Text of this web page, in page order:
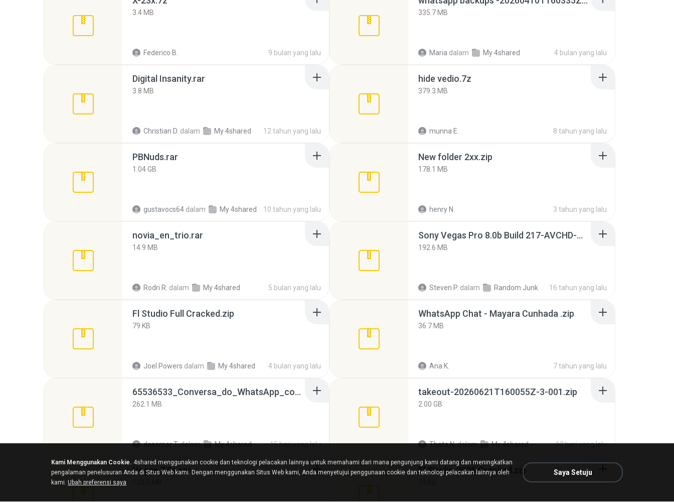
3.4 MB
Federico B. 9 bulan yang lalu
335.7 MB
Maria dalam My 4shared 4 bulan yang lalu
Digital Insanity.rar
3.8 MB
Christian D. dalam My 4shared 12 tahun yang lalu
hide vedio.7z
379.3 MB
munna E. 8 tahun yang lalu
PBNuds.rar
1.04 GB
gustavocs64 dalam My 4shared 10 tahun yang lalu
New folder 2xx.zip
178.1 MB
henry N. 3 tahun yang lalu
novia_en_trio.rar
14.9 MB
Rodri R. dalam My 4shared 5 bulan yang lalu
Sony Vegas Pro 8.0b Build 217-AVCHD-MPG-AC3 FIXED.7z
192.6 MB
Steven P. dalam Random Junk 16 tahun yang lalu
Fl Studio Full Cracked.zip
79 KB
Joel Powers dalam My 4shared 4 bulan yang lalu
WhatsApp Chat - Mayara Cunhada .zip
36.7 MB
Ana K. 7 tahun yang lalu
65536533_Conversa_do_WhatsApp_com_Meu_Esposo.zip
262.1 MB
desomar T.dalam My 4shared 15 hari yang lalu
takeout-20260621T160055Z-3-001.zip
2.00 GB
Thata N.dalam My 4shared 12 hari yang lalu
Vegas 7.0a.rar Fl Studio 2025 Cracked.zip
Kami Menggunakan Cookie. 4shared menggunakan cookie dan teknologi pelacakan lainnya untuk memahami dari mana pengunjung kami datang dan meningkatkan
pengalaman penelusuran Anda di Situs Web kami. Dengan menggunakan Situs Web kami, Anda menyetujui penggunaan cookie dan teknologi pelacakan lainnya oleh
kami. Ubah preferensi saya
Saya Setuju